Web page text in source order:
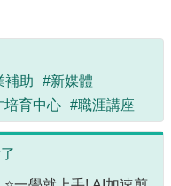
補助
#新媒體
培育中心 #職涯講座